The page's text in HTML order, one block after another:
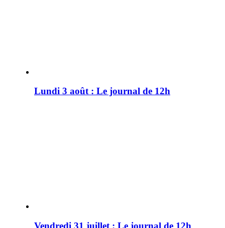
Lundi 3 août : Le journal de 12h
Vendredi 31 juillet : Le journal de 12h